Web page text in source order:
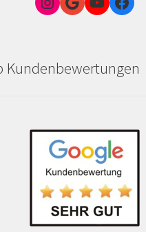
Kundenbewertungen